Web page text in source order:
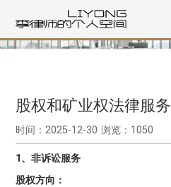
股权和矿业权法律服务
时间：2025-12-30 浏览：1050
1、非诉讼服务
股权方向：